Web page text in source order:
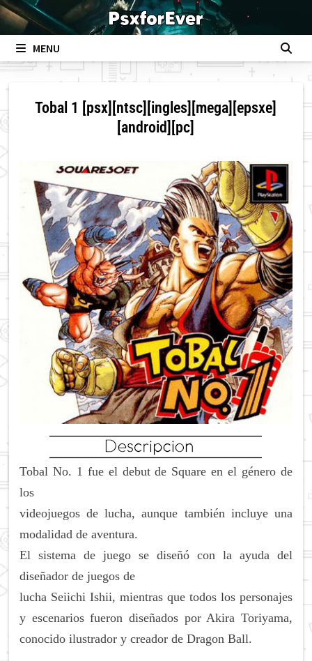
Skip
to
contentMENU
Tobal 1 [psx][ntsc][ingles][mega][epsxe]
[android][pc]
Tobal No. 1 fue el debut de Square en el género de
los
videojuegos de lucha, aunque también incluye una
modalidad de aventura.
El sistema de juego se diseñó con la ayuda del
diseñador de juegos de
lucha Seiichi Ishii, mientras que todos los personajes
y escenarios fueron diseñados por Akira Toriyama,
conocido ilustrador y creador de Dragon Ball.